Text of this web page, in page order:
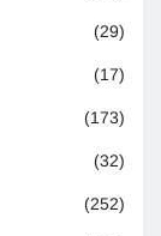
(29)
(17)
(173)
(32)
(252)